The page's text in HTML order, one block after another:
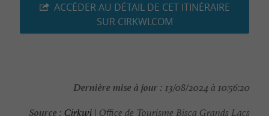
ACCÉDER AU DÉTAIL DE CET ITINÉRAIRE
SUR CIRKWI.COM
Dernière mise à jour : 13/08/2024 à 10:56:20
Source : Cirkwi | Office de Tourisme Bisca Grands Lacs